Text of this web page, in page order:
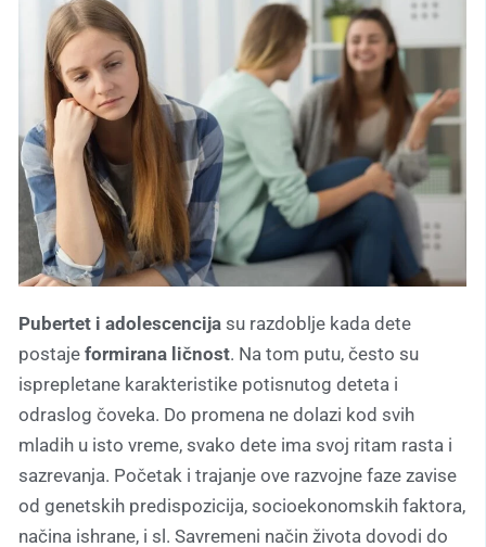
Pubertet i adolescencija su razdoblje kada dete
postaje formirana ličnost. Na tom putu, često su
isprepletane karakteristike potisnutog deteta i
odraslog čoveka. Do promena ne dolazi kod svih
mladih u isto vreme, svako dete ima svoj ritam rasta i
sazrevanja. Početak i trajanje ove razvojne faze zavise
od genetskih predispozicija, socioekonomskih faktora,
načina ishrane, i sl. Savremeni način života dovodi do